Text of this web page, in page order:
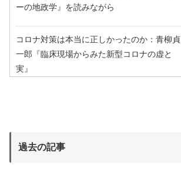
ーの地政学』を読みながら
コロナ対策は本当に正しかったのか：青柳貞
一郎『臨床現場からみた新型コロナの虚と
実』
過去の記事